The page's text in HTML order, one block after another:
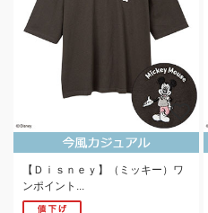
【Ｄｉｓｎｅｙ】（ミッキー）ワ
ンポイント...